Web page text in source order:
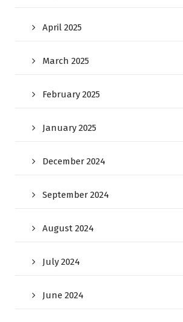
April 2025
March 2025
February 2025
January 2025
December 2024
September 2024
August 2024
July 2024
June 2024